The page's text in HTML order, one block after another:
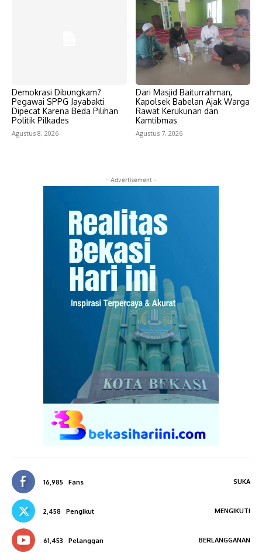
Demokrasi Dibungkam?
Pegawai SPPG Jayabakti
Dipecat Karena Beda Pilihan
Politik Pilkades
Agustus 8, 2026
Dari Masjid Baiturrahman,
Kapolsek Babelan Ajak Warga
Rawat Kerukunan dan
Kamtibmas
Agustus 7, 2026
- Advertisement -
16,985 Fans SUKA
2,458 Pengikut MENGIKUTI
61,453 Pelanggan BERLANGGANAN